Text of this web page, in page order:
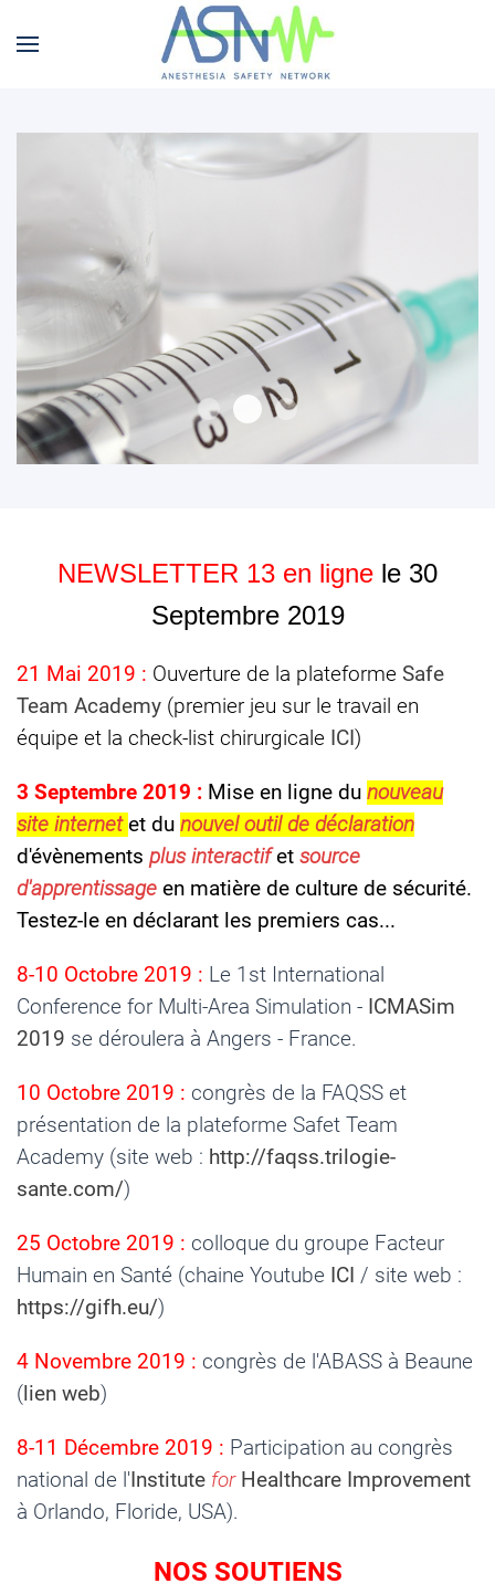
A Fotolia 67406465 M
PHOTO 5 Fotolia 1860724
NEWSLETTER 13 en ligne le 30
Septembre 2019
21 Mai 2019 : Ouverture de la plateforme Safe
Team Academy (premier jeu sur le travail en
équipe et la check-list chirurgicale ICI )
3 Septembre 2019 : Mise en ligne du nouveau
site internetet du nouvel outil de déclaration
d'évènements plus interactifet source
d'apprentissage en matière de culture de sécurité.
Testez-le en déclarant les premiers cas...
8-10 Octobre 2019 : Le 1st International
Conference for Multi-Area Simulation - ICMASim
2019 se déroulera à Angers - France.
10 Octobre 2019 : congrès de la FAQSS et
présentation de la plateforme Safet Team
Academy (site web : http://faqss.trilogie-
sante.com/)
25 Octobre 2019 : colloque du groupe Facteur
Humain en Santé (chaine Youtube ICI / site web :
https://gifh.eu/)
4 Novembre 2019 : congrès de l'ABASS à Beaune
( lien web)
8-11 Décembre 2019 : Participation au congrès
national de l' Institute forHealthcare Improvement
à Orlando, Floride, USA).
NOS SOUTIENS